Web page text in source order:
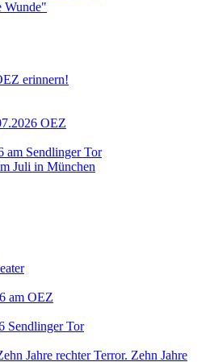
Wunde"
erinnern!
OEZ
am Sendlinger Tor
Juli in München
am OEZ
Sendlinger Tor
Jahre rechter Terror. Zehn Jahre